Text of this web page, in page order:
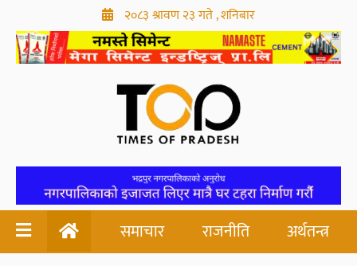
२०८३ श्रावण २३ गते , शनिबार
समाचार राजनीति अर्थतन्त्र